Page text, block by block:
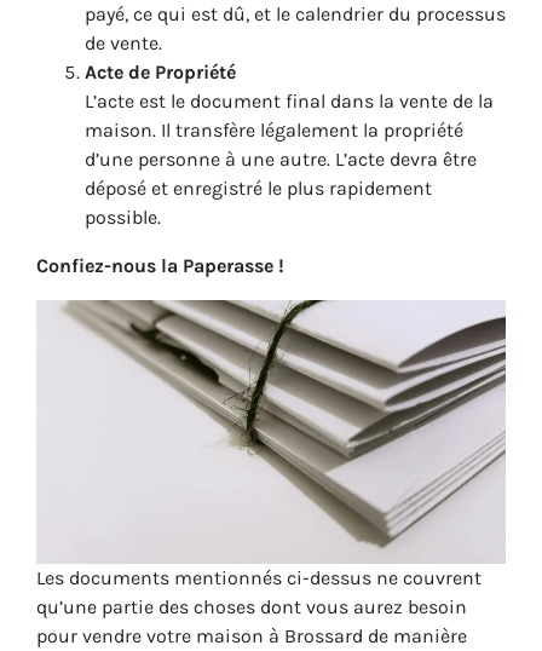
payé, ce qui est dû, et le calendrier du processus
de vente.
Acte de Propriété
L’acte est le document final dans la vente de la
maison. Il transfère légalement la propriété
d’une personne à une autre. L’acte devra être
déposé et enregistré le plus rapidement
possible.
Confiez-nous la Paperasse !
Les documents mentionnés ci-dessus ne couvrent
qu’une partie des choses dont vous aurez besoin
pour vendre votre maison à Brossard de manière